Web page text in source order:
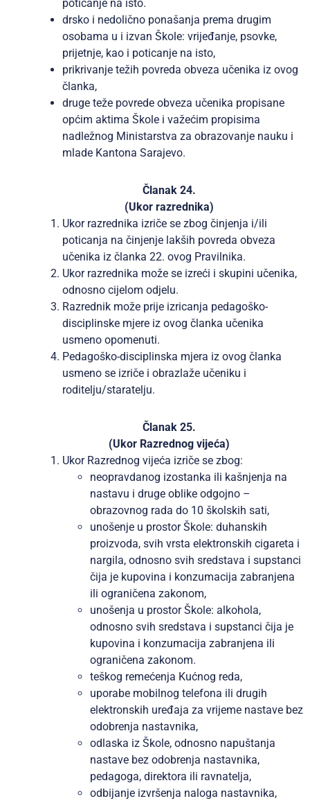
poticanje na isto.
drsko i nedolično ponašanja prema drugim
osobama u i izvan Škole: vrijeđanje, psovke,
prijetnje, kao i poticanje na isto,
prikrivanje težih povreda obveza učenika iz ovog
članka,
druge teže povrede obveza učenika propisane
općim aktima Škole i važećim propisima
nadležnog Ministarstva za obrazovanje nauku i
mlade Kantona Sarajevo.
Članak 24.
(Ukor razrednika)
Ukor razrednika izriče se zbog činjenja i/ili
poticanja na činjenje lakših povreda obveza
učenika iz članka 22. ovog Pravilnika.
Ukor razrednika može se izreći i skupini učenika,
odnosno cijelom odjelu.
Razrednik može prije izricanja pedagoško-
disciplinske mjere iz ovog članka učenika
usmeno opomenuti.
Pedagoško-disciplinska mjera iz ovog članka
usmeno se izriče i obrazlaže učeniku i
roditelju/staratelju.
Članak 25.
(Ukor Razrednog vijeća)
Ukor Razrednog vijeća izriče se zbog:
neopravdanog izostanka ili kašnjenja na
nastavu i druge oblike odgojno –
obrazovnog rada do 10 školskih sati,
unošenje u prostor Škole: duhanskih
proizvoda, svih vrsta elektronskih cigareta i
nargila, odnosno svih sredstava i supstanci
čija je kupovina i konzumacija zabranjena
ili ograničena zakonom,
unošenja u prostor Škole: alkohola,
odnosno svih sredstava i supstanci čija je
kupovina i konzumacija zabranjena ili
ograničena zakonom.
teškog remećenja Kućnog reda,
uporabe mobilnog telefona ili drugih
elektronskih uređaja za vrijeme nastave bez
odobrenja nastavnika,
odlaska iz Škole, odnosno napuštanja
nastave bez odobrenja nastavnika,
pedagoga, direktora ili ravnatelja,
odbijanje izvršenja naloga nastavnika,